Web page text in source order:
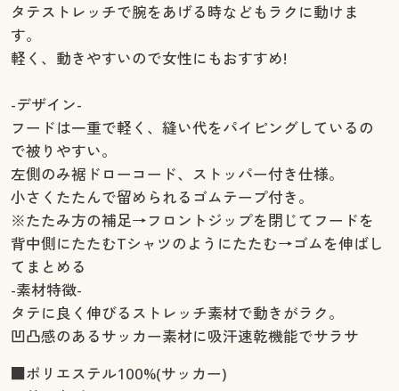
タテストレッチで腕をあげる時などもラクに動けま
す。
軽く、動きやすいので女性にもおすすめ!
-デザイン-
フードは一重で軽く、縫い代をパイピングしているの
で被りやすい。
左側のみ裾ドローコード、ストッパー付き仕様。
小さくたたんで留められるゴムテープ付き。
※たたみ方の補足→フロントジップを閉じてフードを
背中側にたたむTシャツのようにたたむ→ゴムを伸ばし
てまとめる
-素材特徴-
タテに良く伸びるストレッチ素材で動きがラク。
凹凸感のあるサッカー素材に吸汗速乾機能でサラサ
■ポリエステル100%(サッカー)